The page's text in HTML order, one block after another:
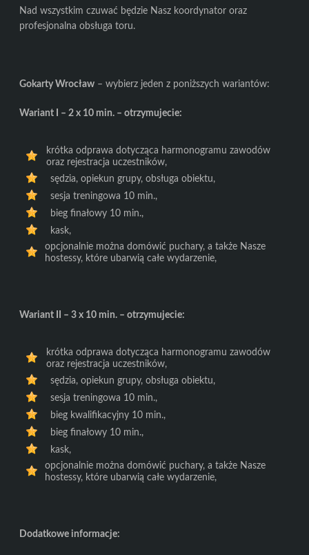
Nad wszystkim czuwać będzie Nasz koordynator oraz
profesjonalna obsługa toru.
Gokarty Wrocław – wybierz jeden z poniższych wariantów:
Wariant I – 2 x 10 min. – otrzymujecie:
krótka odprawa dotycząca harmonogramu zawodów
oraz rejestracja uczestników,
sędzia, opiekun grupy, obsługa obiektu,
sesja treningowa 10 min.,
bieg finałowy 10 min.,
kask,
opcjonalnie można domówić puchary, a także Nasze
hostessy, które ubarwią całe wydarzenie,
Wariant II – 3 x 10 min. – otrzymujecie:
krótka odprawa dotycząca harmonogramu zawodów
oraz rejestracja uczestników,
sędzia, opiekun grupy, obsługa obiektu,
sesja treningowa 10 min.,
bieg kwalifikacyjny 10 min.,
bieg finałowy 10 min.,
kask,
opcjonalnie można domówić puchary, a także Nasze
hostessy, które ubarwią całe wydarzenie,
Dodatkowe informacje: